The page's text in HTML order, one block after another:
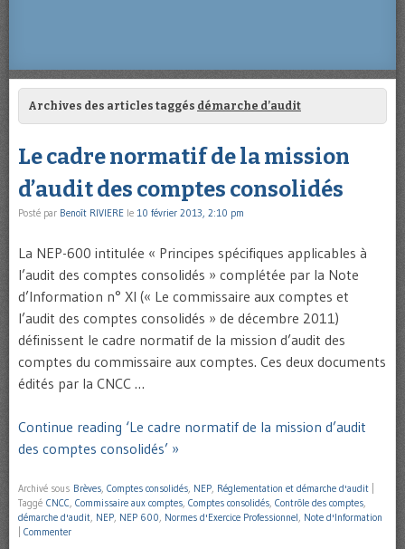
Archives des articles taggés démarche d’audit
Le cadre normatif de la mission
d’audit des comptes consolidés
Posté par Benoît RIVIERE le 10 février 2013, 2:10 pm
La NEP-600 intitulée « Principes spécifiques applicables à
l’audit des comptes consolidés » complétée par la Note
d’Information n° XI (« Le commissaire aux comptes et
l’audit des comptes consolidés » de décembre 2011)
définissent le cadre normatif de la mission d’audit des
comptes du commissaire aux comptes. Ces deux documents
édités par la CNCC …
Continue reading ‘Le cadre normatif de la mission d’audit
des comptes consolidés’ »
Archivé sous Brèves, Comptes consolidés, NEP, Réglementation et démarche d'audit
Taggé CNCC, Commissaire aux comptes, Comptes consolidés, Contrôle des comptes,
démarche d'audit, NEP, NEP 600, Normes d'Exercice Professionnel, Note d'Information
Commenter